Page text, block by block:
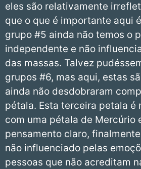
eles são relativamente
que o que é importante aqui
grupo #5 ainda não temos o
independente e não
das massas. Talvez
grupos #6, mas aqui, estas
ainda não desdobraram
pétala. Esta terceira petala é
com uma pétala de Mercúrio
pensamento claro,
não influenciado pelas
pessoas que não acreditam